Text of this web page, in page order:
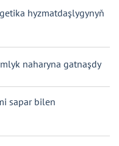
hyzmatdaşlygynyň
naharyna gatnaşdy
sapar bilen